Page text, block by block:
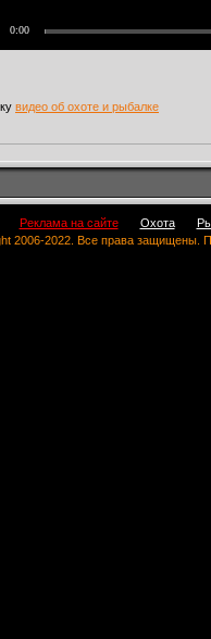
0:00
видео об охоте и рыбалке
Реклама на сайте Охота
2006-2022. Все права защищены.